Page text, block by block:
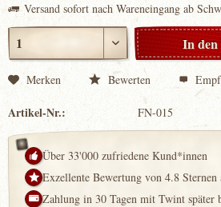
Versand sofort nach Wareneingang ab
In den
Merken Bewerten
Artikel-Nr.: FN-015
Über 33'000 zufriedene Kund*innen
Exzellente Bewertung von 4.8
Zahlung in 30 Tagen mit Twint später